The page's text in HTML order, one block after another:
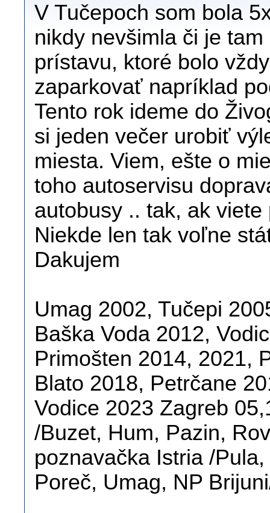
V Tučepoch som bola
nikdy nevšimla či je
prístavu, ktoré bolo
zaparkovať napríklad
Tento rok ideme do
si jeden večer urobiť
miesta. Viem, ešte o
toho autoservisu
autobusy .. tak, ak
Niekde len tak voľne
Dakujem
Umag 2002, Tučepi
Baška Voda 2012,
Primošten 2014, 2021,
Blato 2018, Petrčane
Vodice 2023 Zagreb
/Buzet, Hum, Pazin,
poznavačka Istria /
Poreč, Umag, NP